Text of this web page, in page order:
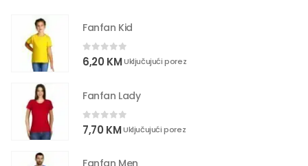
Fanfan Kid
0out of 5
6,20 KMUključujući porez
Fanfan Lady
0out of 5
7,70 KMUključujući porez